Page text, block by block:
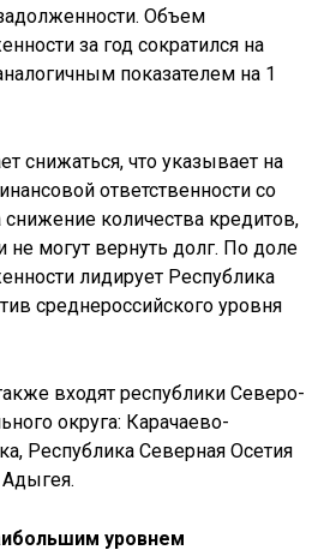
Объем
за год сократился на
показателем на 1
снижаться, что указывает на
ответственности со
количества кредитов,
могут вернуть долг. По доле
лидирует Республика
среднероссийского уровня
входят республики Северо-
округа: Карачаево-
Республика Северная Осетия
уровнем